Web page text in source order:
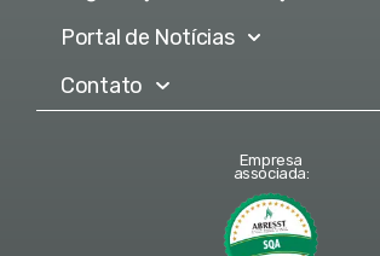
Portal de Notícias
Contato
Empresa
associada: